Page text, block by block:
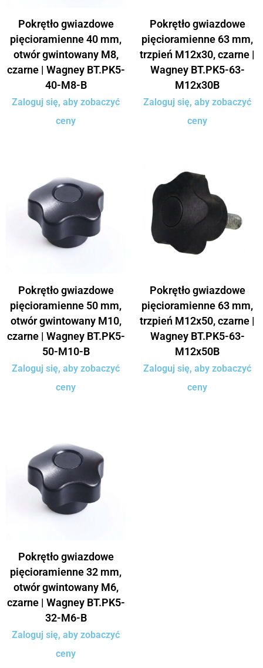
Pokrętło gwiazdowe
pięcioramienne 40 mm,
otwór gwintowany M8,
czarne | Wagney BT.PK5-
40-M8-B
Zaloguj się, aby zobaczyć
ceny
Pokrętło gwiazdowe
pięcioramienne 63 mm,
trzpień M12x30, czarne |
Wagney BT.PK5-63-
M12x30B
Zaloguj się, aby zobaczyć
ceny
Pokrętło gwiazdowe
pięcioramienne 50 mm,
otwór gwintowany M10,
czarne | Wagney BT.PK5-
50-M10-B
Zaloguj się, aby zobaczyć
ceny
Pokrętło gwiazdowe
pięcioramienne 63 mm,
trzpień M12x50, czarne |
Wagney BT.PK5-63-
M12x50B
Zaloguj się, aby zobaczyć
ceny
Pokrętło gwiazdowe
pięcioramienne 32 mm,
otwór gwintowany M6,
czarne | Wagney BT.PK5-
32-M6-B
Zaloguj się, aby zobaczyć
ceny